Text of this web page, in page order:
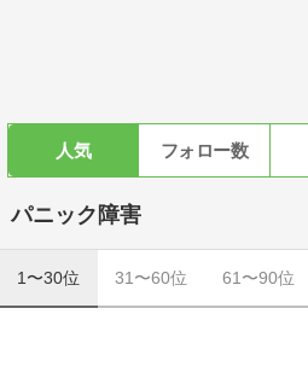
人気 フォロー数
パニック障害
1〜30位 31〜60位 61〜90位